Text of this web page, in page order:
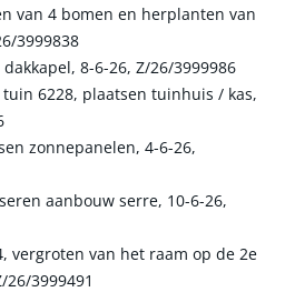
van 4 bomen en herplanten van
3999838
8-6-26, Z/26/3999986
6228, plaatsen tuinhuis / kas,
zonnepanelen, 4-6-26,
aanbouw serre, 10-6-26,
vergroten van het raam op de 2e
3999491